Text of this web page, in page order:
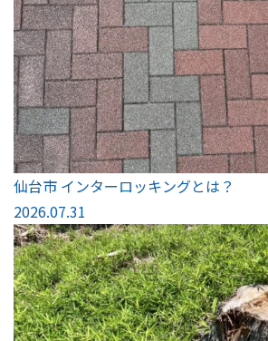
仙台市 インターロッキングとは？
2026.07.31